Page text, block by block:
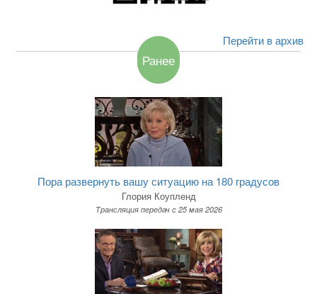
Перейти в архив
Ранее
Пора развернуть вашу ситуацию на 180 градусов
Глория Коупленд
Трансляция передач c 25 мая 2026